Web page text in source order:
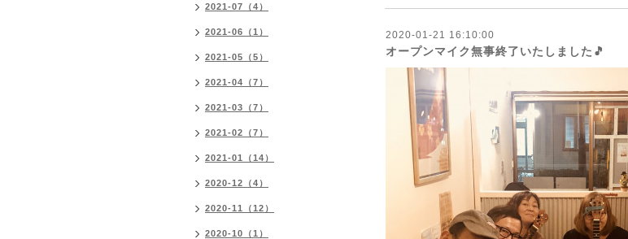
2020-01-21 16:10:00
オープンマイク無事終了いたしました🎵
2021-07（4）
2021-06（1）
2021-05（5）
2021-04（7）
2021-03（7）
2021-02（7）
2021-01（14）
2020-12（4）
2020-11（12）
2020-10（1）